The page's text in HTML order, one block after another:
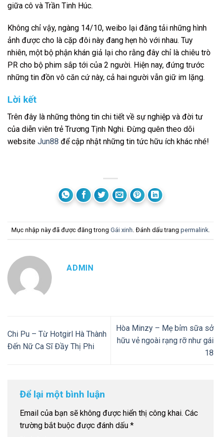
giữa cô và Trần Tinh Húc.
Không chỉ vậy, ngàng 14/10, weibo lại đăng tải những hình
ảnh được cho là cặp đôi này đang hẹn hò với nhau. Tuy
nhiên, một bộ phận khán giả lại cho rằng đây chỉ là chiêu trò
PR cho bộ phim sắp tới của 2 người. Hiện nay, đứng trước
những tin đồn vô căn cứ này, cả hai người vẫn giữ im lặng.
Lời kết
Trên đây là những thông tin chi tiết về sự nghiệp và đời tư
của diễn viên trẻ Trương Tịnh Nghi. Đừng quên theo dõi
website Jun88 để cập nhật những tin tức hữu ích khác nhé!
Mục nhập này đã được đăng trong Gái xinh. Đánh dấu trang permalink.
ADMIN
Chi Pu – Từ Hotgirl Hà Thành
Đến Nữ Ca Sĩ Đầy Thị Phi
Hòa Minzy – Mẹ bỉm sữa sở
hữu vẻ ngoài rạng rỡ như gái
18
Để lại một bình luận
Email của bạn sẽ không được hiển thị công khai. Các
trường bắt buộc được đánh dấu *